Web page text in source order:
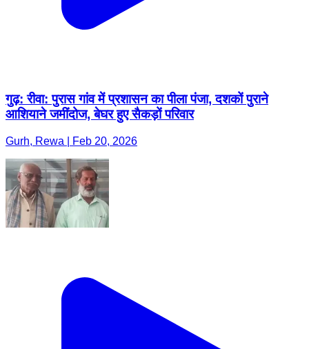
गुढ़: रीवा: पुरास गांव में प्रशासन का पीला पंजा, दशकों पुराने
आशियाने जमींदोज, बेघर हुए सैकड़ों परिवार
Gurh, Rewa | Feb 20, 2026